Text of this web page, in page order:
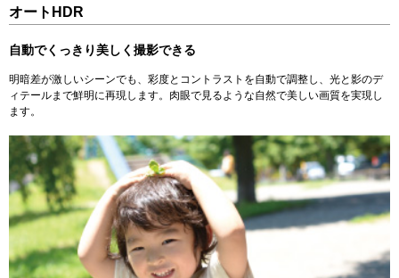
オートHDR
自動でくっきり美しく撮影できる
明暗差が激しいシーンでも、彩度とコントラストを自動で調整し、光と影のデ
ィテールまで鮮明に再現します。肉眼で見るような自然で美しい画質を実現し
ます。